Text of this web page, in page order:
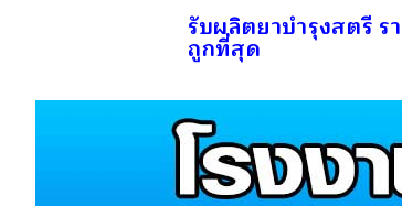
รับผลิตยาบำรุงสตรี ร
ถูกที่สุด